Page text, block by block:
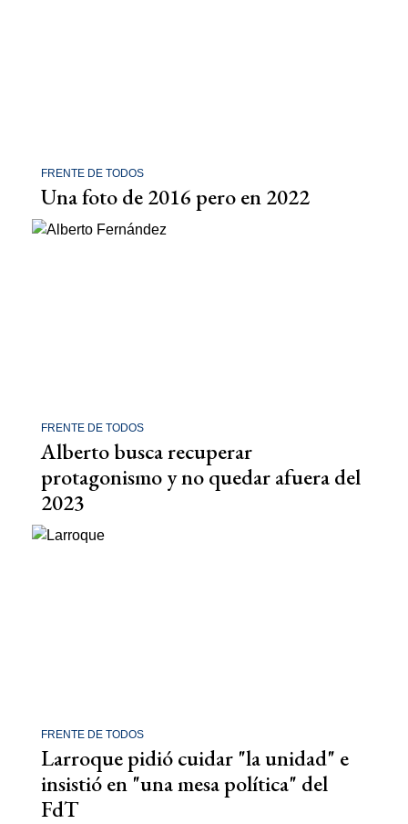
FRENTE DE TODOS
Una foto de 2016 pero en 2022
FRENTE DE TODOS
Alberto busca recuperar
protagonismo y no quedar afuera del
2023
FRENTE DE TODOS
Larroque pidió cuidar "la unidad" e
insistió en "una mesa política" del
FdT